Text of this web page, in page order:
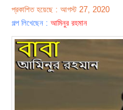
প্রকাশিত হয়েছে : আগস্ট 27, 2020
গল্প লিখেছেন :আমিনুর রহমান